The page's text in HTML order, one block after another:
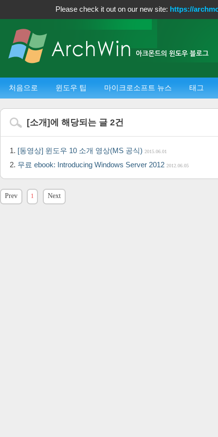
Please check it out on our new site: https://
처음으로 윈도우 팁 마이크로소프트 뉴스 태그
[소개 ]에 해당되는 글 2건
[동영상] 윈도우 10 소개 영상(MS 공식) 2015.06.01
무료 ebook: Introducing Windows Server 2012 2012.06.05
Prev 1 Next